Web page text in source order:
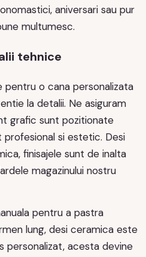
aniversari sau pur
multumesc.
tehnice
pentru o cana personalizata
la detalii. Ne asiguram
grafic sunt pozitionate
si estetic. Desi
finisajele sunt de inalta
magazinului nostru
pentru a pastra
lung, desi ceramica este
personalizat, acesta devine